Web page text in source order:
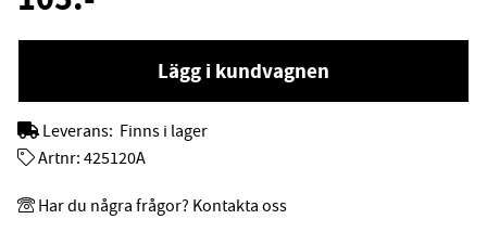
Lägg i kundvagnen
Leverans: Finns i lager
Artnr: 425120A
Har du några frågor? Kontakta oss